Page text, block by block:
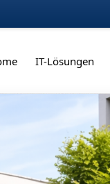
IT-Lösungen